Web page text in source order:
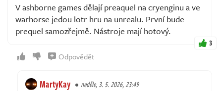
V ashborne games dělají preaquel na cryenginu a ve
warhorse jedou lotr hru na unrealu. První bude
prequel samozřejmě. Nástroje mají hotový.
3
Odpovědět
MartyKay neděle, 3. 5. 2026, 23:49